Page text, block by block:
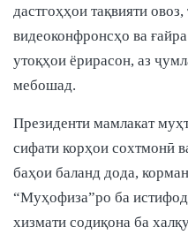
дастгоҳҳои тақвияти
видеоконфронсҳо ва
утоқҳои ёрирасон, аз
мебошад.
Президенти мамлакат
сифати корҳои сохтмонӣ
баҳои баланд дода,
“Муҳофиза”ро ба
хизмати содиқона ба